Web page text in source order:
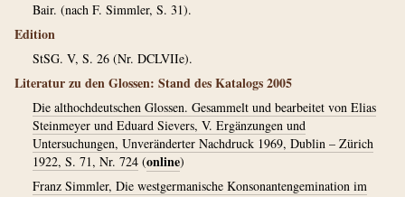
Bair. (nach F. Simmler, S. 31).
Edition
StSG. V, S. 26 (Nr. DCLVIIe).
Literatur zu den Glossen: Stand des Katalogs 2005
Die althochdeutschen Glossen. Gesammelt und bearbeitet von Elias
Steinmeyer und Eduard Sievers, V. Ergänzungen und
Untersuchungen, Unveränderter Nachdruck 1969, Dublin – Zürich
1922, S. 71, Nr. 724 (online)
Franz Simmler, Die westgermanische Konsonantengemination im